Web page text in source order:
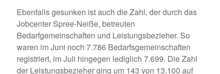
Ebenfalls gesunken ist auch die Zahl, der durch das
Jobcenter Spree-Neiße, betreuten
Bedarfgemeinschaften und Leistungsbezieher. So
waren im Juni noch 7.786 Bedarfsgemeinschaften
registriert, im Juli hingegen lediglich 7.699. Die Zahl
der Leistungsbezieher ging um 143 von 13.100 auf